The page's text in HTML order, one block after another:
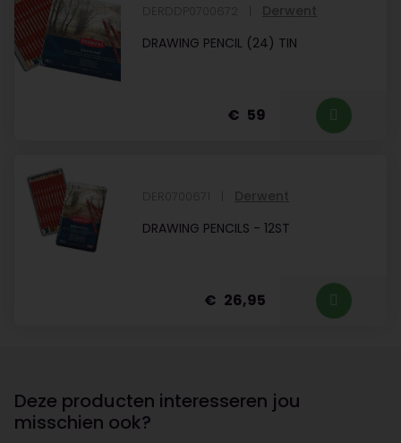
Derwent
DRAWING PENCIL (24) TIN
59
Derwent
DRAWING PENCILS - 12ST
26,95
Deze producten interesseren jou
misschien ook?